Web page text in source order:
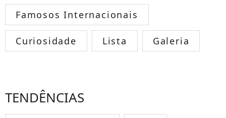
Famosos Internacionais
Curiosidade Lista Galeria
TENDÊNCIAS